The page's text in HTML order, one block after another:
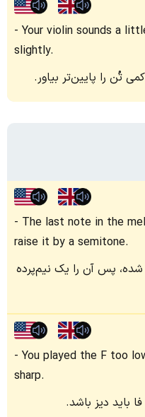
Your violin sounds a
slightly.
تُن را پایین‌تر بیاور.
The last note in the
raise it by a semitone.
پس آن را یک نیم‌پرده
You played the F too
sharp.
باید دیز باشد.